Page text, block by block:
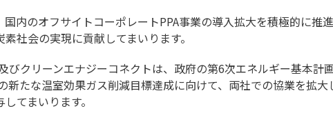
内のオフサイトコーポレートPPA事業の導入拡大を積極的に推
社会の実現に貢献してまいります。
びクリーンエナジーコネクトは、政府の第6次エネルギー基本計
新たな温室効果ガス削減目標達成に向けて、両社での協業を拡
てまいります。